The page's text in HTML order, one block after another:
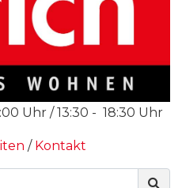
Uhr /13:30 - 18:30 Uhr
/ Kontakt